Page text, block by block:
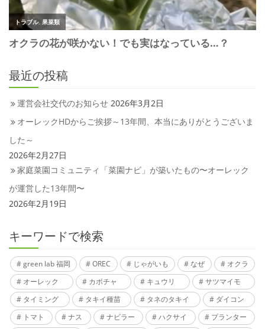
最近の投稿
運営会社交代のお知らせ 2026年3月2日
オーレックHDからご挨拶～13年間、本当にありがとうございま
した～
2026年2月27日
家庭菜園コミュニティ「菜園ナビ」が築いたもの〜オーレック
が運営した13年間〜
2026年2月19日
キーワードで検索
green lab 福岡 OREC じゃがいも なぜ
オクラ
オーレック
カボチャ キュウリ
サツマイモ
タイミング
タキイ種苗 タネのタキイ
ダイコン
トマト
ナス ナビラー ハクサイ
プランター